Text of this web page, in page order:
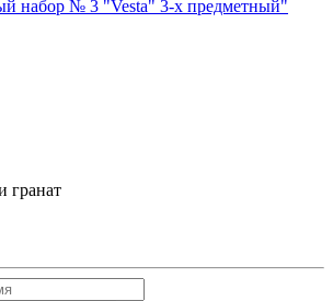
набор № 3 "Vesta" 3-х предметный"
гранат